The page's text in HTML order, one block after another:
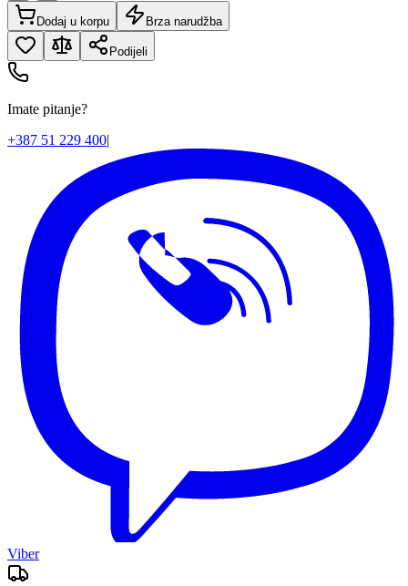
Dodaj u korpu Brza narudžba
Podijeli
Imate pitanje?
+387 51 229 400|
Viber